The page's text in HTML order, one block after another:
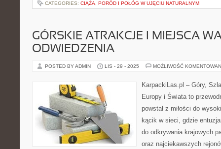
CATEGORIES: CIĄŻA, PORÓD I POŁÓG W UJĘCIU NATURALNYM
GÓRSKIE ATRAKCJE I MIEJSCA
ODWIEDZENIA
POSTED BY ADMIN LIS - 29 - 2025 MOŻLIWOŚĆ
KarpackiLas.pl – Góry,
Europy i Świata to
powstał z miłości do
kącik w sieci, gdzie
do odkrywania krajowych
oraz najciekawszych